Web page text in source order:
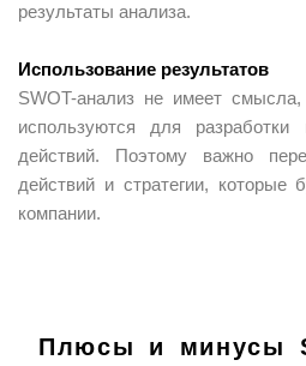
результаты анализа.
Использование результатов
SWOT-анализ не имеет
используются для разработки
действий. Поэтому важно
действий и стратегии, которые
компании.
Плюсы и минусы